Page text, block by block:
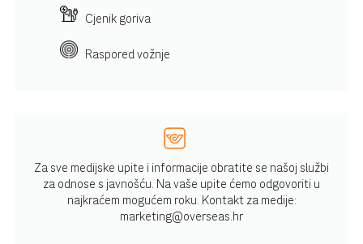
Cjenik goriva
Raspored vožnje
Za sve medijske upite i informacije obratite se našoj službi
za odnose s javnošću. Na vaše upite ćemo odgovoriti u
najkraćem mogućem roku. Kontakt za medije:
marketing@overseas.hr